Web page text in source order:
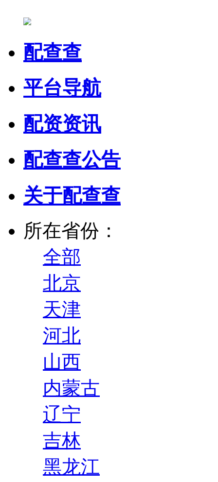
配查查
平台导航
配资资讯
配查查公告
关于配查查
所在省份：
全部
北京
天津
河北
山西
内蒙古
辽宁
吉林
黑龙江